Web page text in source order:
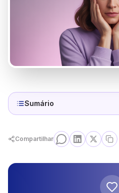
Sumário
Compartilhar